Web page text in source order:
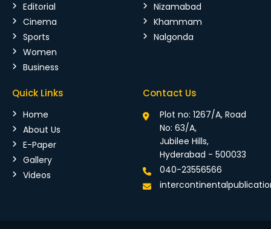
Editorial
Cinema
Sports
Women
Business
Nizamabad
Khammam
Nalgonda
Quick Links
Home
About Us
E-Paper
Gallery
Videos
Contact Us
Plot no: 1267/A, Road
No: 63/A,
Jubilee Hills,
Hyderabad - 500033
040-23556566